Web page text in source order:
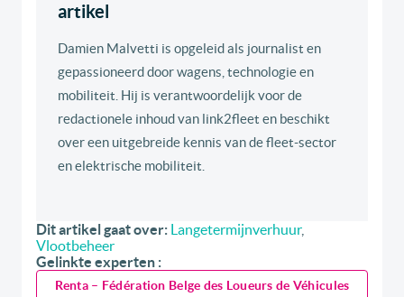
artikel
Damien Malvetti is opgeleid als journalist en
gepassioneerd door wagens, technologie en
mobiliteit. Hij is verantwoordelijk voor de
redactionele inhoud van link2fleet en beschikt
over een uitgebreide kennis van de fleet-sector
en elektrische mobiliteit.
Dit artikel gaat over: Langetermijnverhuur,
Vlootbeheer
Gelinkte experten :
Renta – Fédération Belge des Loueurs de Véhicules